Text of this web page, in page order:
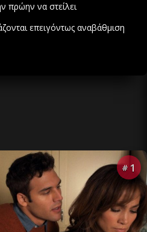
πρώην να στείλει
επειγόντως αναβάθμιση
# 1